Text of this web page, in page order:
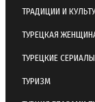
ТРАДИЦИИ И
ТУРЕЦКАЯ
ТУРЕЦКИЕ СЕРИАЛЫ
ТУРИЗМ